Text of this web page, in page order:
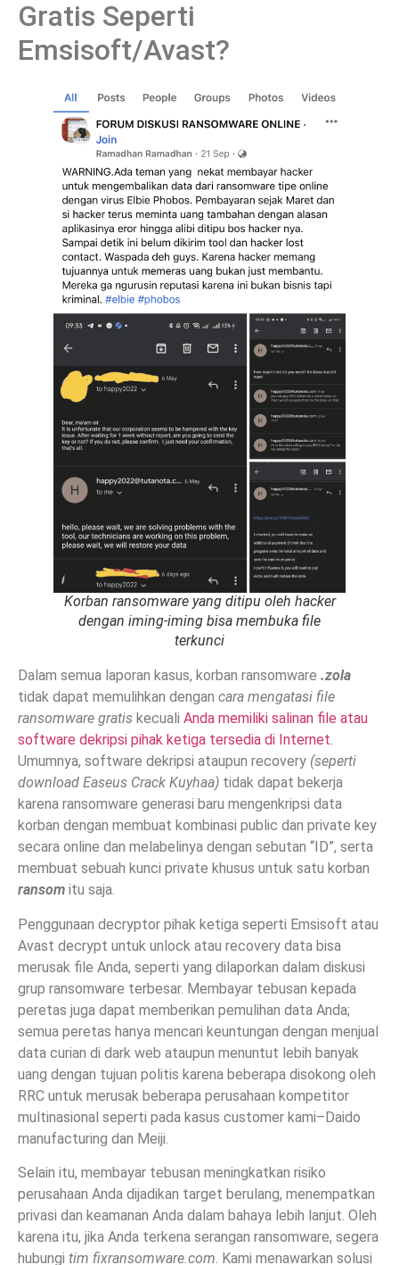
Gratis Seperti
Emsisoft/Avast?
Korban ransomware yang ditipu oleh hacker
dengan iming-iming bisa membuka file
terkunci
Dalam semua laporan kasus, korban ransomware .zola
tidak dapat memulihkan dengan cara mengatasi file
ransomware gratis kecuali Anda memiliki salinan file atau
software dekripsi pihak ketiga tersedia di Internet.
Umumnya, software dekripsi ataupun recovery (seperti
download Easeus Crack Kuyhaa) tidak dapat bekerja
karena ransomware generasi baru mengenkripsi data
korban dengan membuat kombinasi public dan private key
secara online dan melabelinya dengan sebutan “ID”, serta
membuat sebuah kunci private khusus untuk satu korban
ransom itu saja.
Penggunaan decryptor pihak ketiga seperti Emsisoft atau
Avast decrypt untuk unlock atau recovery data bisa
merusak file Anda, seperti yang dilaporkan dalam diskusi
grup ransomware terbesar. Membayar tebusan kepada
peretas juga dapat memberikan pemulihan data Anda;
semua peretas hanya mencari keuntungan dengan menjual
data curian di dark web ataupun menuntut lebih banyak
uang dengan tujuan politis karena beberapa disokong oleh
RRC untuk merusak beberapa perusahaan kompetitor
multinasional seperti pada kasus customer kami–Daido
manufacturing dan Meiji.
Selain itu, membayar tebusan meningkatkan risiko
perusahaan Anda dijadikan target berulang, menempatkan
privasi dan keamanan Anda dalam bahaya lebih lanjut. Oleh
karena itu, jika Anda terkena serangan ransomware, segera
hubungi tim fixransomware.com. Kami menawarkan solusi